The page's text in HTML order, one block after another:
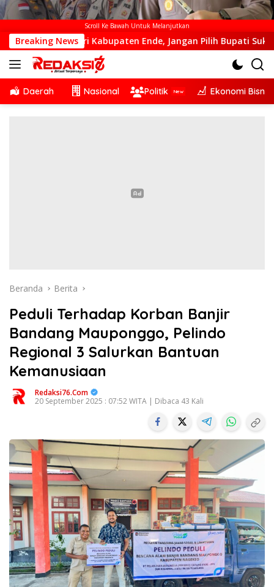
Scroll Ke Bawah Untuk Melanjutkan
Breaking News
Dari Kabupaten Ende, Jangan Pilih Bupati Suka ‘Wora-
Daerah Nasional Politik Ekonomi Bisnis
Beranda Berita
Peduli Terhadap Korban Banjir
Bandang Mauponggo, Pelindo
Regional 3 Salurkan Bantuan
Kemanusiaan
Redaksi76.com
20 September 2025 : 07:52 WITA | Dibaca 43 Kali